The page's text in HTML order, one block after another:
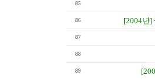
85
86 [2004년]
87
88
89